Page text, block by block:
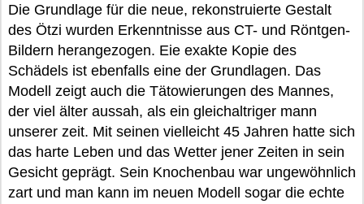
Die Grundlage für die neue, rekonstruierte Gestalt
des Ötzi wurden Erkenntnisse aus CT- und Röntgen-
Bildern herangezogen. Eie exakte Kopie des
Schädels ist ebenfalls eine der Grundlagen. Das
Modell zeigt auch die Tätowierungen des Mannes,
der viel älter aussah, als ein gleichaltriger mann
unserer zeit. Mit seinen vielleicht 45 Jahren hatte sich
das harte Leben und das Wetter jener Zeiten in sein
Gesicht geprägt. Sein Knochenbau war ungewöhnlich
zart und man kann im neuen Modell sogar die echte